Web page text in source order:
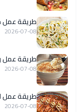
طريقة عمل
2026-07-08
طريقة عمل رز
2026-07-08
طريقة عمل
2026-07-08